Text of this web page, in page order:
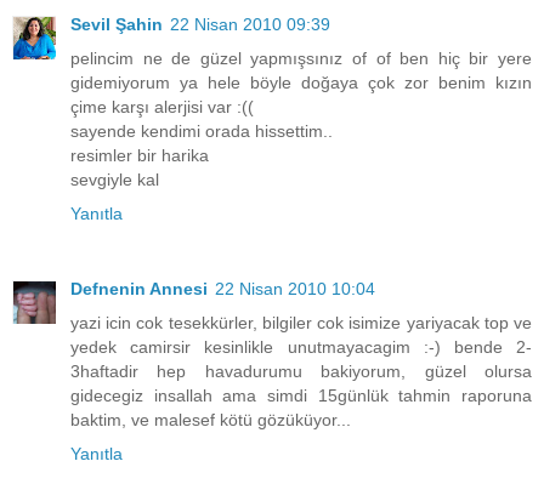
Sevil Şahin 22 Nisan 2010 09:39
pelincim ne de güzel yapmışsınız of of ben hiç bir yere
gidemiyorum ya hele böyle doğaya çok zor benim kızın
çime karşı alerjisi var :((
sayende kendimi orada hissettim..
resimler bir harika
sevgiyle kal
Yanıtla
Defnenin Annesi 22 Nisan 2010 10:04
yazi icin cok tesekkürler, bilgiler cok isimize yariyacak top ve
yedek camirsir kesinlikle unutmayacagim :-) bende 2-
3haftadir hep havadurumu bakiyorum, güzel olursa
gidecegiz insallah ama simdi 15günlük tahmin raporuna
baktim, ve malesef kötü gözüküyor...
Yanıtla